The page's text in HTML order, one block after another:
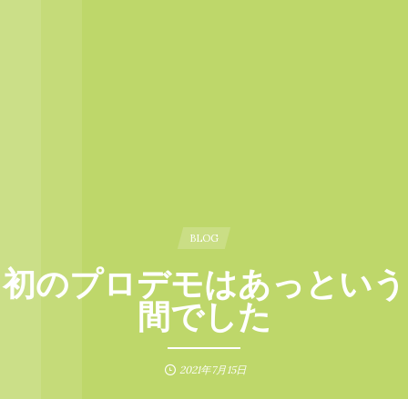
BLOG
初のプロデモはあっという
間でした
2021年7月15日